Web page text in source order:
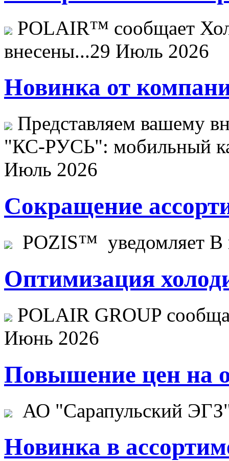
POLAIR™ сообщает
внесены...29 Июль 2026
Новинка от
Представляем вашему
"КС-РУСЬ": мобильный
Июль 2026
Сокращение
POZIS™ уведомляет В
Оптимизация
POLAIR GROUP
Июнь 2026
Повышение цен на
АО "Сарапульский
Новинка в